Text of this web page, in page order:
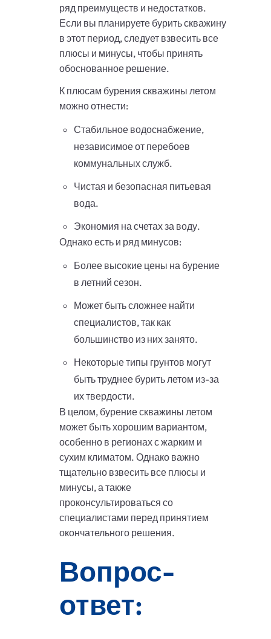
ряд преимуществ и недостатков.
Если вы планируете бурить скважину
в этот период, следует взвесить все
плюсы и минусы, чтобы принять
обоснованное решение.
К плюсам бурения скважины летом
можно отнести:
Стабильное водоснабжение,
независимое от перебоев
коммунальных служб.
Чистая и безопасная питьевая
вода.
Экономия на счетах за воду.
Однако есть и ряд минусов:
Более высокие цены на бурение
в летний сезон.
Может быть сложнее найти
специалистов, так как
большинство из них занято.
Некоторые типы грунтов могут
быть труднее бурить летом из-за
их твердости.
В целом, бурение скважины летом
может быть хорошим вариантом,
особенно в регионах с жарким и
сухим климатом. Однако важно
тщательно взвесить все плюсы и
минусы, а также
проконсультироваться со
специалистами перед принятием
окончательного решения.
Вопрос-
ответ: